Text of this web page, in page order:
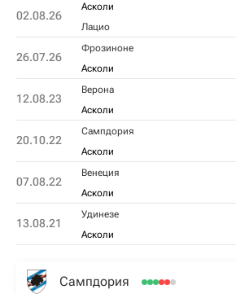
02.08.26
Асколи
Лацио
26.07.26
Фрозиноне
Асколи
12.08.23
Верона
Асколи
20.10.22
Сампдория
Асколи
07.08.22
Венеция
Асколи
13.08.21
Удинезе
Асколи
Сампдория